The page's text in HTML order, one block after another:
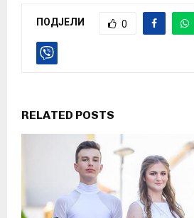
ПОДЈЕЛИ 0
RELATED POSTS